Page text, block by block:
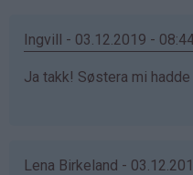
Ingvill - 03.12.2019 -
Ja takk! Søstera mi
Lena Birkeland -